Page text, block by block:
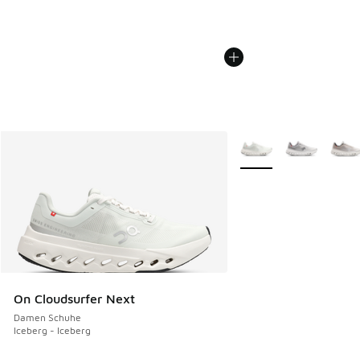
On Cloudsurfer Next
Damen Schuhe
Iceberg - Iceberg
Weitere Farben